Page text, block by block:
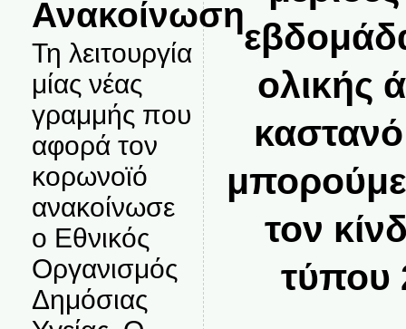
Ανακοίνωση
Τη λειτουργία
μίας νέας
γραμμής που
αφορά τον
κορωνοϊό
ανακοίνωσε
ο Εθνικός
Οργανισμός
Δημόσιας
ολικής
καστανό
τον
τύπου